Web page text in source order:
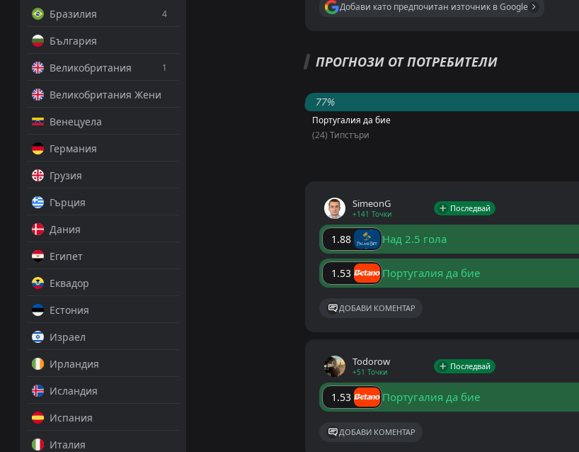
Бразилия
4
България
Великобритания
1
Великобритания Жени
Венецуела
Германия
Грузия
Гърция
Дания
Египет
Еквадор
Естония
Израел
Ирландия
Исландия
Испания
Италия
Добави като предпочитан източник в Google
ПРОГНОЗИ ОТ ПОТРЕБИТЕЛИ
77%
Португалия да бие
(24) Типстъри
SimeonG
+141 Точки
Последвай
1.88 Над 2.5 гола
1.53 Португалия да бие
ДОБАВИ КОМЕНТАР
Todorow
+51 Точки
Последвай
1.53 Португалия да бие
ДОБАВИ КОМЕНТАР